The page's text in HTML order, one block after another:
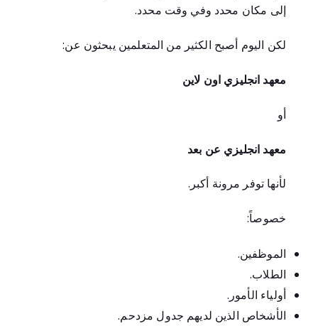
إلى مكان محدد وفي وقت محدد.
لكن اليوم أصبح الكثير من المتعلمين يبحثون عن:
معهد انجليزي اون لاين
أو
معهد انجليزي عن بعد
لأنها توفر مرونة أكبر.
خصوصاً:
الموظفين.
الطلاب.
أولياء الأمور.
الأشخاص الذين لديهم جدول مزدحم.